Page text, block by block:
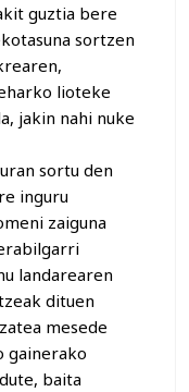
guztia bere
sortzen
lioteke
jakin nahi nuke
sortu den
inguru
zaiguna
landarearen
dituen
mesede
gainerako
baita